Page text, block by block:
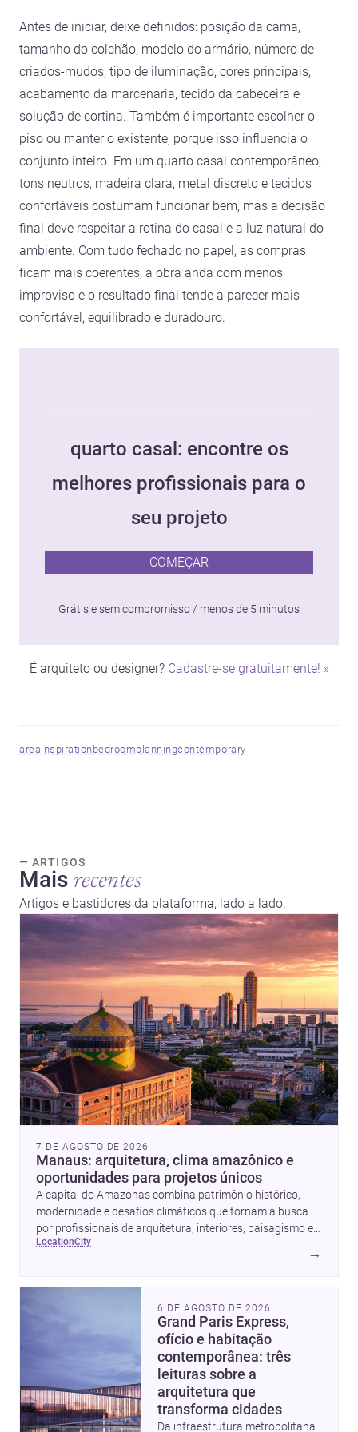
Antes de iniciar, deixe definidos: posição da cama,
tamanho do colchão, modelo do armário, número de
criados-mudos, tipo de iluminação, cores principais,
acabamento da marcenaria, tecido da cabeceira e
solução de cortina. Também é importante escolher o
piso ou manter o existente, porque isso influencia o
conjunto inteiro. Em um quarto casal contemporâneo,
tons neutros, madeira clara, metal discreto e tecidos
confortáveis costumam funcionar bem, mas a decisão
final deve respeitar a rotina do casal e a luz natural do
ambiente. Com tudo fechado no papel, as compras
ficam mais coerentes, a obra anda com menos
improviso e o resultado final tende a parecer mais
confortável, equilibrado e duradouro.
quarto casal: encontre os
melhores profissionais para o
seu projeto
COMEÇAR
Grátis e sem compromisso / menos de 5 minutos
É arquiteto ou designer? Cadastre-se gratuitamente! »
areainspirationbedroomplanningcontemporary
— ARTIGOS
Mais recentes
Artigos e bastidores da plataforma, lado a lado.
7 DE AGOSTO DE 2026
Manaus: arquitetura, clima amazônico e
oportunidades para projetos únicos
A capital do Amazonas combina patrimônio histórico,
modernidade e desafios climáticos que tornam a busca
por profissionais de arquitetura, interiores, paisagismo e
obras ainda mais estratégica.
location city
→
6 DE AGOSTO DE 2026
Grand Paris Express,
ofício e habitação
contemporânea: três
leituras sobre a
arquitetura que
transforma cidades
Da infraestrutura metropolitana